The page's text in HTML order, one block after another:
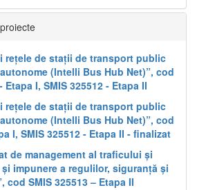
rețele de stații de transport public
(Intelli Bus Hub Net)”, cod
Etapa I, SMIS 325512 - Etapa II
rețele de stații de transport public
(Intelli Bus Hub Net)”, cod
I, SMIS 325512 - Etapa II - finalizat
de management al traficului și
impunere a regulilor, siguranță și
cod SMIS 325513 – Etapa II